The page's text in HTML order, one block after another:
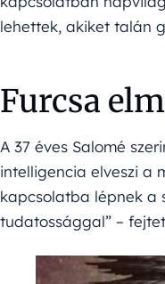
lehettek, akiket talán
Furcsa
A 37 éves Salomé
intelligencia elveszi a
kapcsolatba lépnek a
tudatossággal” –